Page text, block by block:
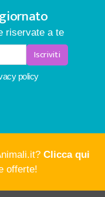
riservate a te
Iscriviti
policy
Clicca qui
offerte!